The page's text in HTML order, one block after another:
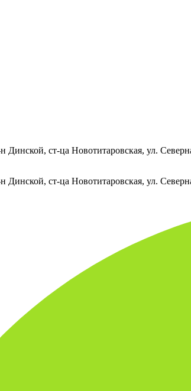
Динской, ст-ца Новотитаровская, ул.
Динской, ст-ца Новотитаровская, ул.